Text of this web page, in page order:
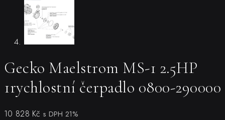
Gecko Maelstrom MS-1 2.5HP
1rychlostní čerpadlo 0800-290000
10 828 Kč s DPH 21%